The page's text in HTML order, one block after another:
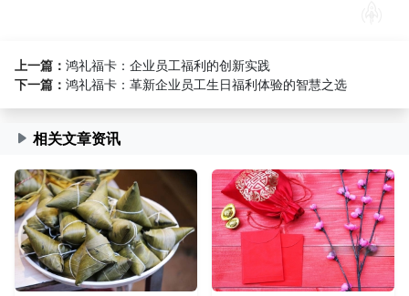
上一篇： 鸿礼福卡：企业员工福利的创新实践
下一篇： 鸿礼福卡：革新企业员工生日福利体验的智慧之选
相关文章资讯